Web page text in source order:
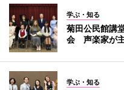
学ぶ・知る
菊田公民館講
会 声楽家が
学ぶ・知る